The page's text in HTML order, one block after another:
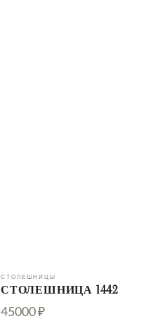
СТОЛЕШНИЦЫ
СТОЛЕШНИЦА 1442
45000 ₽